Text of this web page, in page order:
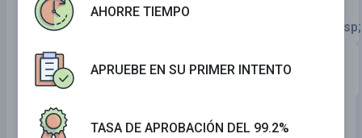
vehículos en dirección
Por la mitad entre los vehículos en dirección
contraria y los estacionados.
AHORRE TIEMPO
APRUEBE EN SU PRIMER INTENTO
TASA DE APROBACIÓN DEL 99.2%